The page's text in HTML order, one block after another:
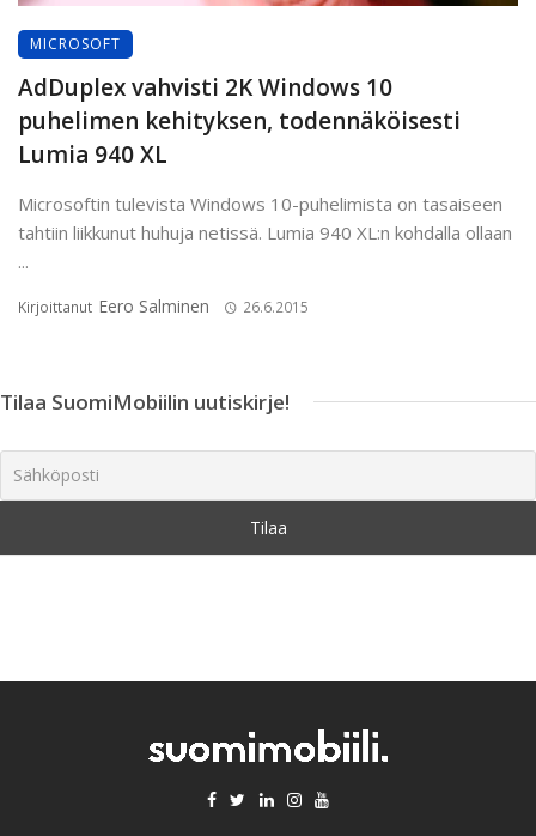
MICROSOFT
AdDuplex vahvisti 2K Windows 10
puhelimen kehityksen, todennäköisesti
Lumia 940 XL
Microsoftin tulevista Windows 10-puhelimista on tasaiseen
tahtiin liikkunut huhuja netissä. Lumia 940 XL:n kohdalla ollaan
...
Kirjoittanut Eero Salminen 26.6.2015
Tilaa SuomiMobiilin uutiskirje!